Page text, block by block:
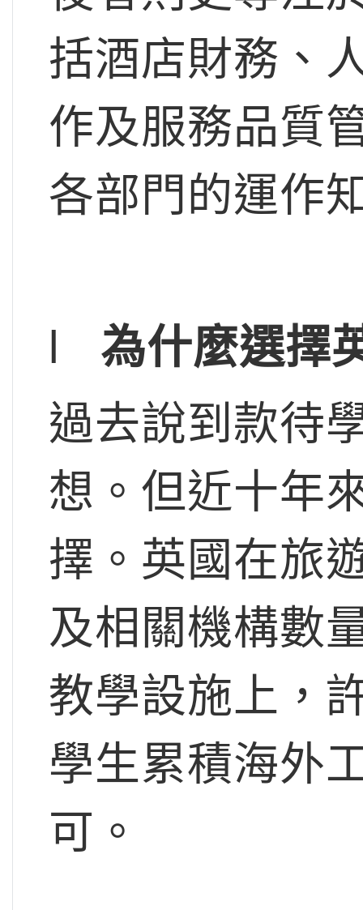
括酒店財務、
作及服務品質
各部門的運作
l 為什麼選擇
過去說到款待
想。但近十年
擇。英國在旅
及相關機構數
教學設施上，
學生累積海外
可。